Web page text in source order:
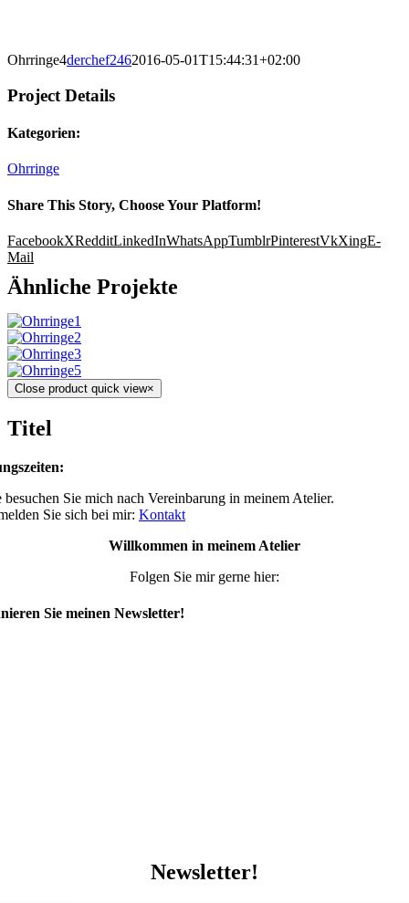
Ohrringe4derchef2462016-05-01T15:44:31+02:00
Project Details
Kategorien:
Ohrringe
Share This Story, Choose Your Platform!
FacebookXRedditLinkedInWhatsAppTumblrPinterestVkXingE-
Mail
Ähnliche Projekte
Close product quick view×
Titel
besuchen Sie mich nach Vereinbarung in meinem Atelier.
Sie sich bei mir: Kontakt
Willkommen in meinem Atelier
Folgen Sie mir gerne hier:
Sie meinen Newsletter!
Newsletter!